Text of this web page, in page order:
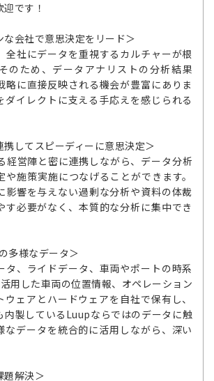
です！
な会社で意思決定をリード＞
全社にデータを重視するカルチャーが根
のため、データアナリストの分析結果
略に直接反映される機会が豊富にありま
ダイレクトに支える手応えを感じられる
してスピーディーに意思決定＞
経営陣と密に連携しながら、データ分析
や施策実施につなげることができます。
影響を与えない過剰な分析や資料の体裁
す必要がなく、本質的な分析に集中でき
多様なデータ＞
タ、ライドデータ、車両やポートの時系
用した車両の位置情報、オペレーション
ウェアとハードウェアを自社で保有し、
内製しているLuupならではのデータに触
なデータを統合的に活用しながら、深い
題解決＞